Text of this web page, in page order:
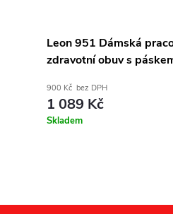
Leon 951 Dámská
zdravotní obuv s
900 Kč bez DPH
1 089 Kč
Skladem